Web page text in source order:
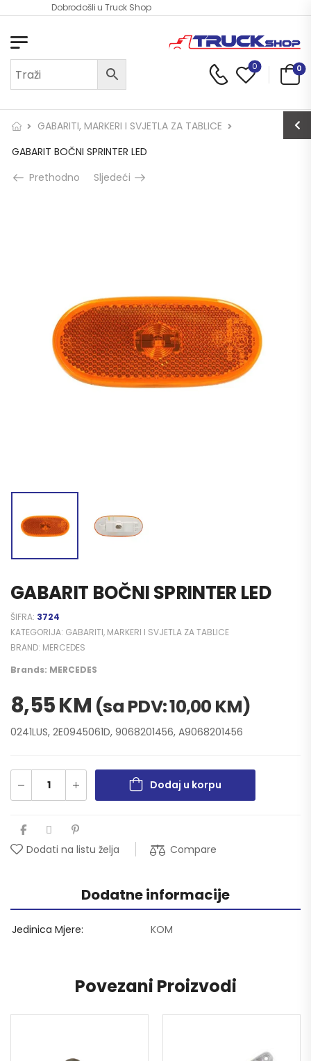
Dobrodošli u Truck Shop
0 0
GABARITI, MARKERI I SVJETLA ZA TABLICE
GABARIT BOČNI SPRINTER LED
Prethodno
Sljedeći
GABARIT BOČNI SPRINTER LED
ŠIFRA: 3724
KATEGORIJA: GABARITI, MARKERI I SVJETLA ZA TABLICE
BRAND: MERCEDES
Brands: MERCEDES
8,55KM (sa PDV:10,00 KM)
0241LUS, 2E0945061D, 9068201456, A9068201456
Dodaj u korpu
Dodati na listu želja Compare
Dodatne informacije
Jedinica Mjere KOM
Povezani Proizvodi